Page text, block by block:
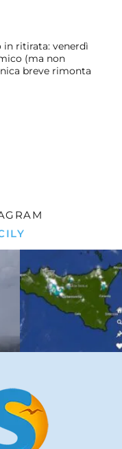
in ritirata: venerdì
(ma non
breve rimonta